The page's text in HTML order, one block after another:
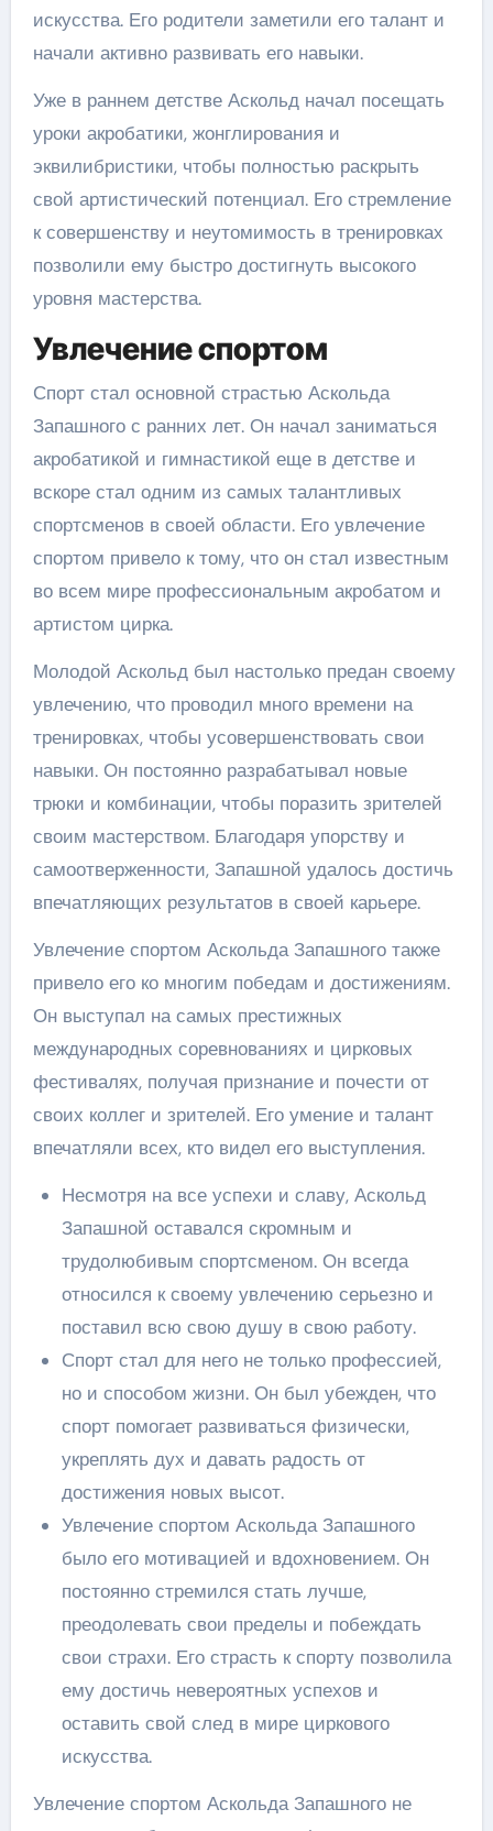
искусства. Его родители заметили его талант и
начали активно развивать его навыки.
Уже в раннем детстве Аскольд начал посещать
уроки акробатики, жонглирования и
эквилибристики, чтобы полностью раскрыть
свой артистический потенциал. Его стремление
к совершенству и неутомимость в тренировках
позволили ему быстро достигнуть высокого
уровня мастерства.
Увлечение спортом
Спорт стал основной страстью Аскольда
Запашного с ранних лет. Он начал заниматься
акробатикой и гимнастикой еще в детстве и
вскоре стал одним из самых талантливых
спортсменов в своей области. Его увлечение
спортом привело к тому, что он стал известным
во всем мире профессиональным акробатом и
артистом цирка.
Молодой Аскольд был настолько предан своему
увлечению, что проводил много времени на
тренировках, чтобы усовершенствовать свои
навыки. Он постоянно разрабатывал новые
трюки и комбинации, чтобы поразить зрителей
своим мастерством. Благодаря упорству и
самоотверженности, Запашной удалось достичь
впечатляющих результатов в своей карьере.
Увлечение спортом Аскольда Запашного также
привело его ко многим победам и достижениям.
Он выступал на самых престижных
международных соревнованиях и цирковых
фестивалях, получая признание и почести от
своих коллег и зрителей. Его умение и талант
впечатляли всех, кто видел его выступления.
Несмотря на все успехи и славу, Аскольд
Запашной оставался скромным и
трудолюбивым спортсменом. Он всегда
относился к своему увлечению серьезно и
поставил всю свою душу в свою работу.
Спорт стал для него не только профессией,
но и способом жизни. Он был убежден, что
спорт помогает развиваться физически,
укреплять дух и давать радость от
достижения новых высот.
Увлечение спортом Аскольда Запашного
было его мотивацией и вдохновением. Он
постоянно стремился стать лучше,
преодолевать свои пределы и побеждать
свои страхи. Его страсть к спорту позволила
ему достичь невероятных успехов и
оставить свой след в мире циркового
искусства.
Увлечение спортом Аскольда Запашного не